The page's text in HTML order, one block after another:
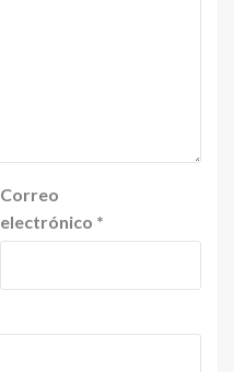
Correo
electrónico *